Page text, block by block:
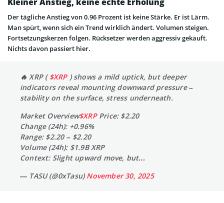
Der tägliche Anstieg von 0.96 Prozent ist keine Stärke. Er ist Lärm.
Man spürt, wenn sich ein Trend wirklich ändert. Volumen steigen.
Fortsetzungskerzen folgen. Rücksetzer werden aggressiv gekauft.
Nichts davon passiert hier.
🔥 XRP ($XRP) shows a mild uptick, but deeper
indicators reveal mounting downward pressure –
stability on the surface, stress underneath.
Market Overview$XRPPrice: $2.20
Change (24h): +0.96%
Range: $2.20 – $2.20
Volume (24h): $1.9B XRP
Context: Slight upward move, but…
— TASU (@0xTasu)November 30, 2025